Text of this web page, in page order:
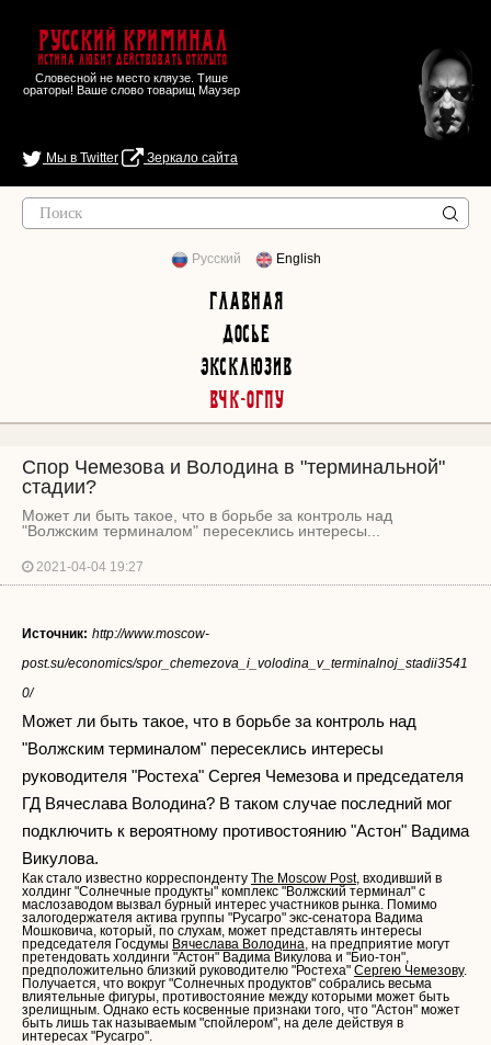
Русский Криминал
Истина любит действовать открыто
Словесной не место кляузе. Тише
ораторы! Ваше слово товарищ Маузер
Мы в Twitter Зеркало сайта
Русский English
Главная
Досье
Эксклюзив
ВЧК-ОГПУ
Спор Чемезова и Володина в "терминальной"
стадии?
Может ли быть такое, что в борьбе за контроль над
"Волжским терминалом" пересеклись интересы...
2021-04-04 19:27
Источник: http://www.moscow-
post.su/economics/spor_chemezova_i_volodina_v_terminalnoj_stadii3541
0/
Может ли быть такое, что в борьбе за контроль над
"Волжским терминалом" пересеклись интересы
руководителя "Ростеха" Сергея Чемезова и председателя
ГД Вячеслава Володина? В таком случае последний мог
подключить к вероятному противостоянию "Астон" Вадима
Викулова.
Как стало известно корреспонденту The Moscow Post, входивший в
холдинг "Солнечные продукты" комплекс "Волжский терминал" с
маслозаводом вызвал бурный интерес участников рынка. Помимо
залогодержателя актива группы "Русагро" экс-сенатора Вадима
Мошковича, который, по слухам, может представлять интересы
председателя Госдумы Вячеслава Володина, на предприятие могут
претендовать холдинги "Астон" Вадима Викулова и "Био-тон",
предположительно близкий руководителю "Ростеха" Сергею Чемезову.
Получается, что вокруг "Солнечных продуктов" собрались весьма
влиятельные фигуры, противостояние между которыми может быть
зрелищным. Однако есть косвенные признаки того, что "Астон" может
быть лишь так называемым "спойлером", на деле действуя в
интересах "Русагро".